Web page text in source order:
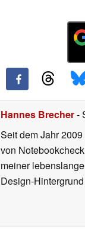
Hannes Brecher-
Seit dem Jahr
von
meiner
Design-